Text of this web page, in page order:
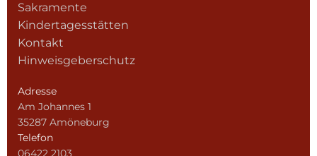
Sakramente
Kindertagesstätten
Kontakt
Hinweisgeberschutz
Adresse
Am Johannes 1
35287 Amöneburg
Telefon
06422 2103